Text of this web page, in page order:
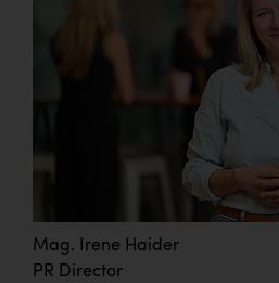
Mag. Irene Haider
PR Director